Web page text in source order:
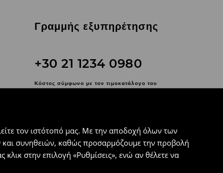
τον ιστότοπό μας. Με την αποδοχή όλων των
και συνηθειών, καθώς προσαρμόζουμε την προβολή
στην επιλογή «Ρυθμίσεις», ενώ αν θέλετε να
Γραμμής εξυπηρέτησης
+30 21 1234 0980
Κόστος σύμφωνο με τον τιμοκατάλογο του
Χρησιμοποιήστε τη φόρμα
επικοινωνίας
Ακολουθήστε μας